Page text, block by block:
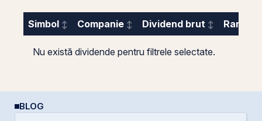
Simbol Companie Dividend brut
Nu există dividende pentru filtrele selectate.
BLOG